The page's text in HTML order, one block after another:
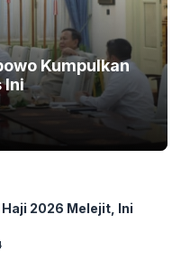
Kumpulkan
Ini
Haji 2026 Melejit, Ini